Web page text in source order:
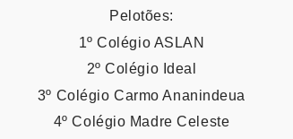
Pelotões:
1º Colégio ASLAN
2º Colégio Ideal
3º Colégio Carmo Ananindeua
4º Colégio Madre Celeste